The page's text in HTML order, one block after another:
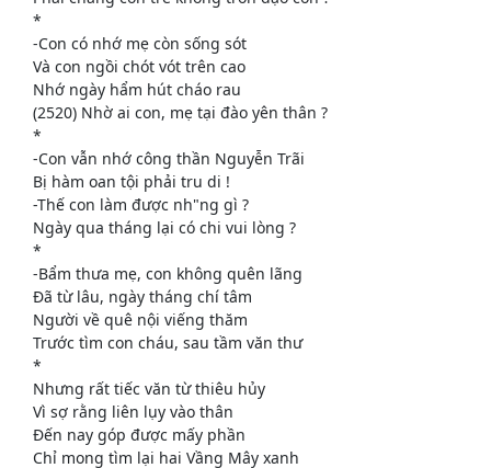
*
-Con có nhớ mẹ còn sống sót
Và con ngồi chót vót trên cao
Nhớ ngày hẩm hút cháo rau
(2520) Nhờ ai con, mẹ tại đào yên thân ?
*
-Con vẫn nhớ công thần Nguyễn Trãi
Bị hàm oan tội phải tru di !
-Thế con làm được nh"ng gì ?
Ngày qua tháng lại có chi vui lòng ?
*
-Bẩm thưa mẹ, con không quên lãng
Đã từ lâu, ngày tháng chí tâm
Người về quê nội viếng thăm
Trước tìm con cháu, sau tầm văn thư
*
Nhưng rất tiếc văn từ thiêu hủy
Vì sợ rằng liên lụy vào thân
Đến nay góp được mấy phần
Chỉ mong tìm lại hai Vầng Mây xanh